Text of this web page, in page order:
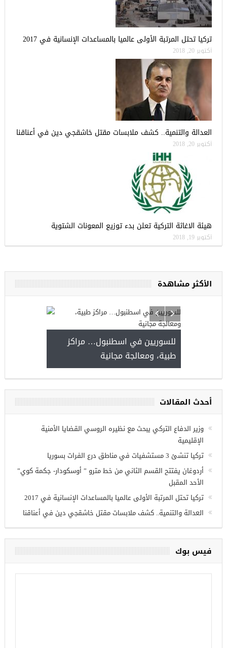
تركيا تحتل المرتبة الأولى عالميا بالمساعدات الإنسانية في 2017
أكتوبر 20, 2018
العدالة والتنمية.. كشف ملابسات مقتل خاشقجي دين في أعناقنا
أكتوبر 20, 2018
هيئة الاغاثة التركية تعلن بدء توزيع المعونات الشتوية
أكتوبر 19, 2018
الأكثر مشاهدة
للسوريين في اسطنبول… مراكز
طبية، ومعالجة مجانية
في
أحدث المقالات
وزير الدفاع التركي يبحث مع نظيره الروسي القضايا الأمنية
الإقليمية
تركيا تنشئ 3 مستشفيات في مناطق درع الفرات بسوريا
أردوغان يفتتح القسم الثاني من خط مترو ” أوسكودار- جكمة كوي”
الأحد المقبل
تركيا تحتل المرتبة الأولى عالميا بالمساعدات الإنسانية في 2017
العدالة والتنمية.. كشف ملابسات مقتل خاشقجي دين في أعناقنا
فيس بوك